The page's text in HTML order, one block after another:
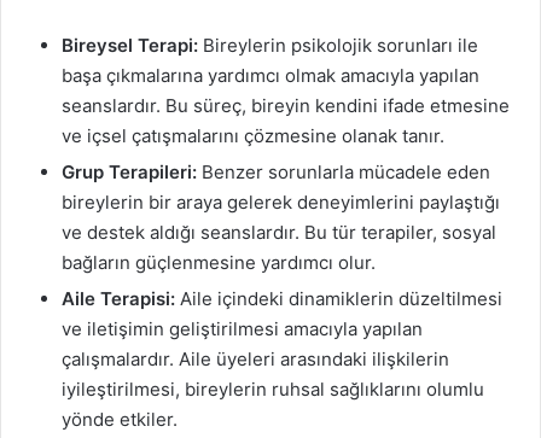
Bireysel Terapi: Bireylerin psikolojik sorunları ile
başa çıkmalarına yardımcı olmak amacıyla yapılan
seanslardır. Bu süreç, bireyin kendini ifade etmesine
ve içsel çatışmalarını çözmesine olanak tanır.
Grup Terapileri: Benzer sorunlarla mücadele eden
bireylerin bir araya gelerek deneyimlerini paylaştığı
ve destek aldığı seanslardır. Bu tür terapiler, sosyal
bağların güçlenmesine yardımcı olur.
Aile Terapisi: Aile içindeki dinamiklerin düzeltilmesi
ve iletişimin geliştirilmesi amacıyla yapılan
çalışmalardır. Aile üyeleri arasındaki ilişkilerin
iyileştirilmesi, bireylerin ruhsal sağlıklarını olumlu
yönde etkiler.